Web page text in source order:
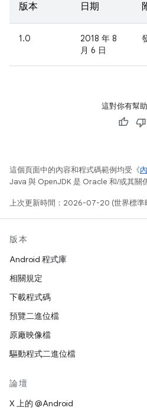
版本 日期
1.0
2018 年 8
月 6 日
這對你有幫
這個頁面中的內容和程式碼範例均受《
Java 與 OpenJDK 是 Oracle 和/或其關
上次更新時間：2026-07-20 (世界標準
版本
Android 程式庫
相關規定
下載程式碼
預覽二進位檔
原廠映像檔
驅動程式二進位檔
論壇
X 上的 @Android